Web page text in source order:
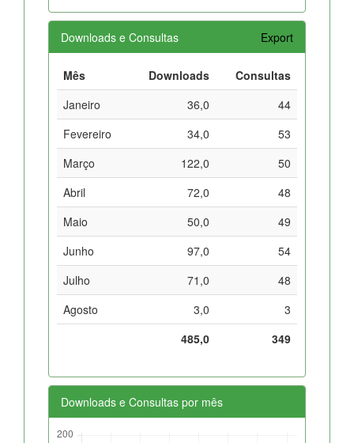
Downloads e Consultas Export
Mês Downloads
Consultas
Janeiro
36,0
44
Fevereiro
34,0
53
Março
122,0
50
Abril
72,0
48
Maio
50,0
49
Junho
97,0
54
Julho
71,0
48
Agosto
3,0
3
485,0
349
Downloads e Consultas por mês